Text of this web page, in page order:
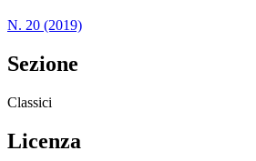
N. 20 (2019)
Sezione
Classici
Licenza